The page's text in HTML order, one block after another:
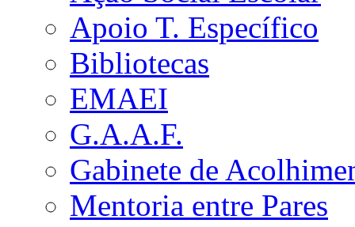
Apoio T. Específico
Bibliotecas
EMAEI
G.A.A.F.
Gabinete de
Mentoria entre Pares